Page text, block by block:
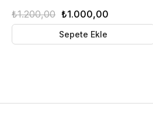
₺1.000,00
₺1.200,00
Sepete Ekle